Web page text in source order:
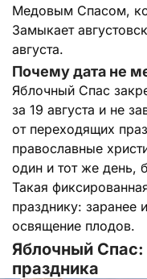
Медовым Спасом,
Замыкает
августа.
Почему дата не
Яблочный Спас
за 19 августа и не
от переходящих
православные
один и тот же день,
Такая
празднику: заранее
освящение плодов.
Яблочный Спас:
праздника